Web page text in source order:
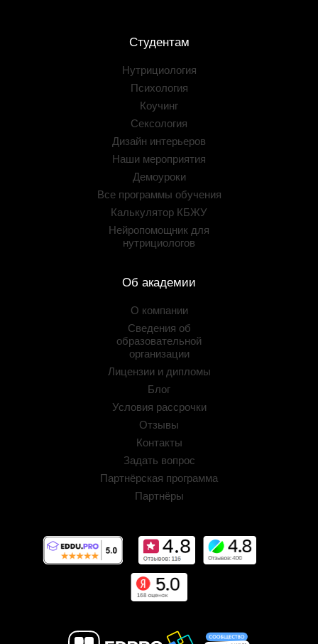
Студентам
Нутрициология
Психология
Коучинг
Сексология
Дизайн интерьеров
Наши мероприятия
Демоуроки
Все программы обучения
Калькулятор КБЖУ
Нейропомощник для
нутрициологов
Об академии
О компании
Сведения об
образовательной
организации
Лицензии и дипломы
Блог
Условия рассрочки
Отзывы
Контакты
Задать вопрос
Партнёрская программа
Партнёры